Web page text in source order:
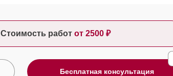
Стоимость работ от 2500 ₽
Бесплатная консультация